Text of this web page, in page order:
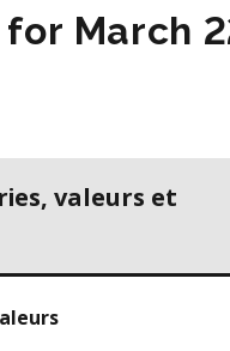
for March
valeurs et